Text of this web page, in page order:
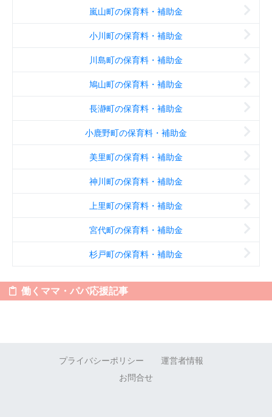
嵐山町の保育料・補助金
小川町の保育料・補助金
川島町の保育料・補助金
鳩山町の保育料・補助金
長瀞町の保育料・補助金
小鹿野町の保育料・補助金
美里町の保育料・補助金
神川町の保育料・補助金
上里町の保育料・補助金
宮代町の保育料・補助金
杉戸町の保育料・補助金
働くママ・パパ応援記事
プライバシーポリシー
運営者情報
お問合せ